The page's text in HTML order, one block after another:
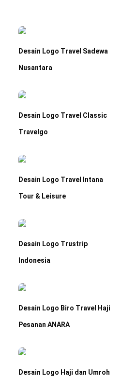
Desain Logo Travel Sadewa
Nusantara
Desain Logo Travel Classic
Travelgo
Desain Logo Travel Intana
Tour & Leisure
Desain Logo Trustrip
Indonesia
Desain Logo Biro Travel Haji
Pesanan ANARA
Desain Logo Haji dan Umroh